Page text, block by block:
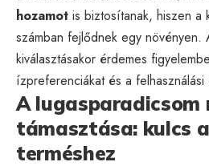
hozamot is biztosítanak, hiszen a
számban fejlődnek egy növényen.
kiválasztásakor érdemes
ízpreferenciákat és a felhasználási
A lugasparadicsom
támasztása: kulcs
terméshez